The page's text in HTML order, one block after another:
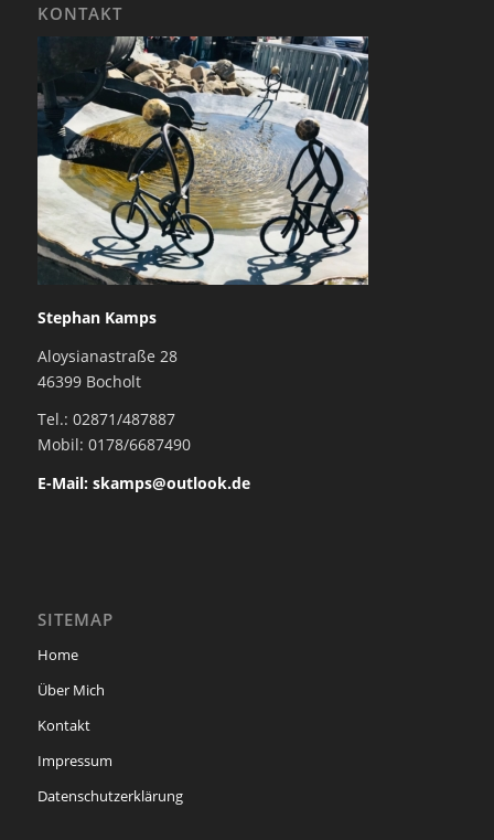
KONTAKT
Stephan Kamps
Aloysianastraße 28
46399 Bocholt
Tel.: 02871/487887
Mobil: 0178/6687490
E-Mail: skamps@outlook.de
SITEMAP
Home
Über Mich
Kontakt
Impressum
Datenschutzerklärung